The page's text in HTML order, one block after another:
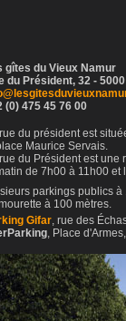
gîtes du Vieux Namur
du Président, 32 -
(0) 475 45 76 00
du président est
Maurice Servais.
du Président est
de 7h00 à 11h00
parkings publics
à 100 mètres.
Gifar, rue des
, Place